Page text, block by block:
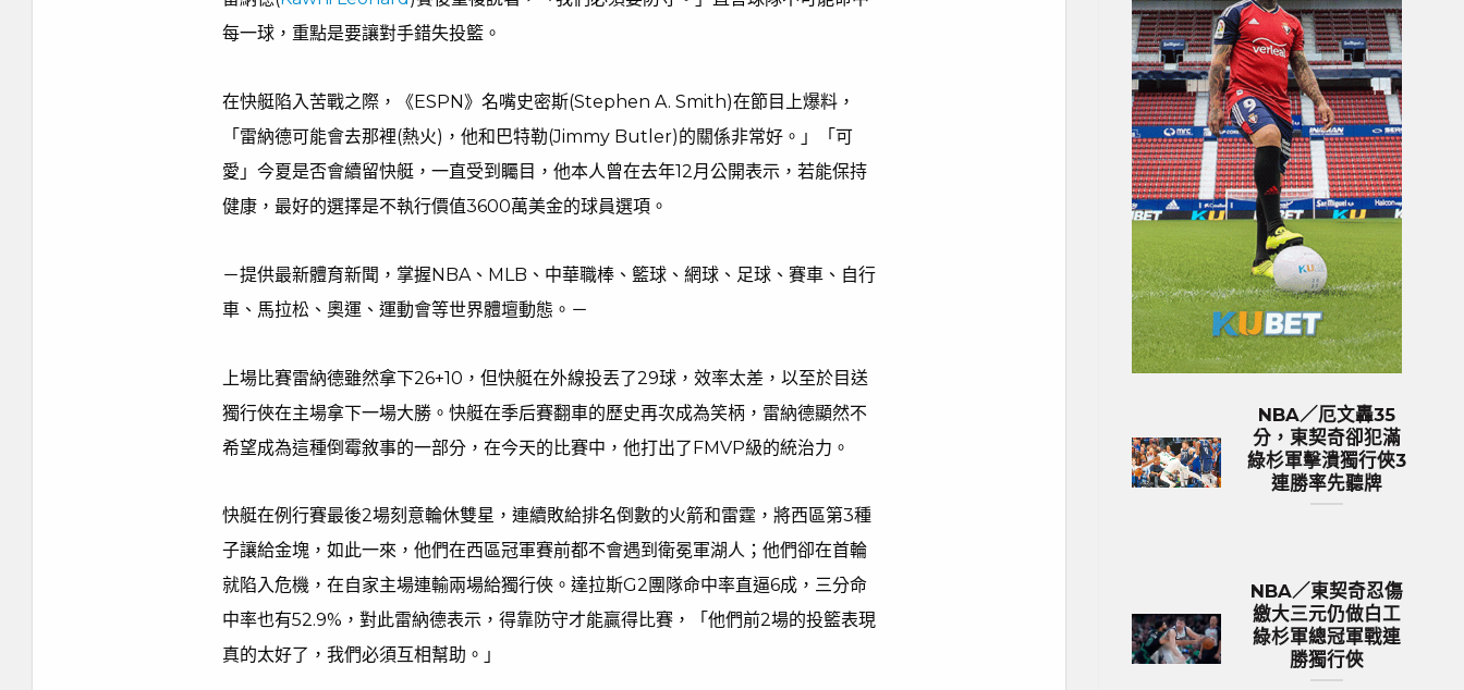
每一球，重點是要讓對手錯失投籃。
在快艇陷入苦戰之際，《ESPN》名嘴史密斯(Stephen A. Smith)在節目上爆料，
「雷納德可能會去那裡(熱火)，他和巴特勒(Jimmy Butler)的關係非常好。」「可
愛」今夏是否會續留快艇，一直受到矚目，他本人曾在去年12月公開表示，若能保持
健康，最好的選擇是不執行價值3600萬美金的球員選項。
－提供最新體育新聞，掌握NBA、MLB、中華職棒、籃球、網球、足球、賽車、自行
車、馬拉松、奧運、運動會等世界體壇動態。－
上場比賽雷納德雖然拿下26+10，但快艇在外線投丟了29球，效率太差，以至於目送
獨行俠在主場拿下一場大勝。快艇在季后賽翻車的歷史再次成為笑柄，雷納德顯然不
希望成為這種倒霉敘事的一部分，在今天的比賽中，他打出了FMVP級的統治力。
快艇在例行賽最後2場刻意輪休雙星，連續敗給排名倒數的火箭和雷霆，將西區第3種
子讓給金塊，如此一來，他們在西區冠軍賽前都不會遇到衛冕軍湖人；他們卻在首輪
就陷入危機，在自家主場連輸兩場給獨行俠。達拉斯G2團隊命中率直逼6成，三分命
中率也有52.9%，對此雷納德表示，得靠防守才能贏得比賽，「他們前2場的投籃表現
真的太好了，我們必須互相幫助。」
NBA／厄文轟35
分，東契奇卻犯滿
綠杉軍擊潰獨行俠3
連勝率先聽牌
NBA／東契奇忍傷
繳大三元仍做白工
綠杉軍總冠軍戰連
勝獨行俠